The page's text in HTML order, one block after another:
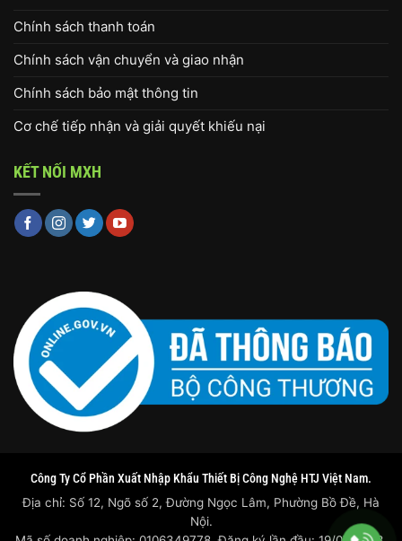
Chính sách thanh toán
Chính sách vận chuyển và giao nhận
Chính sách bảo mật thông tin
Cơ chế tiếp nhận và giải quyết khiếu nại
KẾT NỐI MXH
Công Ty Cổ Phần Xuất Nhập Khẩu Thiết Bị Công Nghệ HTJ Việt Nam.
Địa chỉ: Số 12, Ngõ số 2, Đường Ngọc Lâm, Phường Bồ Đề, Hà
Nội.